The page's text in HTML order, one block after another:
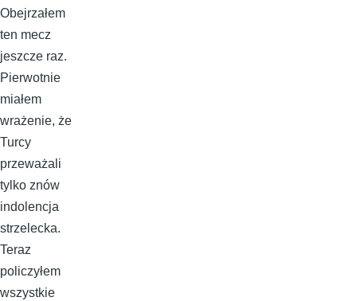
Obejrzałem
ten mecz
jeszcze raz.
Pierwotnie
miałem
wrażenie, że
Turcy
przeważali
tylko znów
indolencja
strzelecka.
Teraz
policzyłem
wszystkie